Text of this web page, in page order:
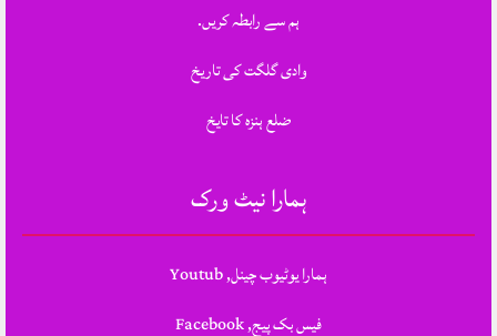
ہم سے رابطہ کریں.
وادی گلگت کی تاریخ
ضلع ہنزہ کا تایخ
ہمارا نیٹ ورک
ہمارا یوٹیوب چینل, Youtub
فیس بک پیج, Facebook